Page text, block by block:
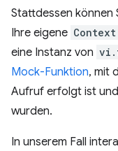
Stattdessen können
Ihre eigene Context
eine Instanz von
Mock-Funktion, mit
Aufruf erfolgt ist
wurden.
In unserem Fall